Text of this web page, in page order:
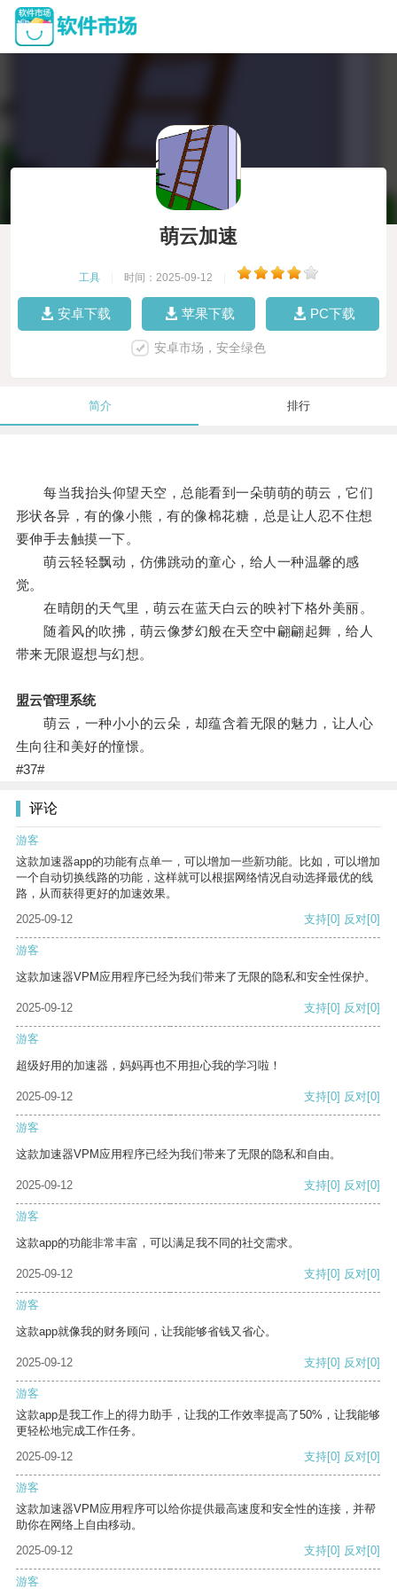
萌云加速
工具 时间：2025-09-12
安卓下载 苹果下载 PC下载
安卓市场，安全绿色
简介 排行
每当我抬头仰望天空，总能看到一朵萌萌的萌云，它们
形状各异，有的像小熊，有的像棉花糖，总是让人忍不住想
要伸手去触摸一下。
萌云轻轻飘动，仿佛跳动的童心，给人一种温馨的感
觉。
在晴朗的天气里，萌云在蓝天白云的映衬下格外美丽。
随着风的吹拂，萌云像梦幻般在天空中翩翩起舞，给人
带来无限遐想与幻想。
盟云管理系统
萌云，一种小小的云朵，却蕴含着无限的魅力，让人心
生向往和美好的憧憬。
#37#
评论
游客
这款加速器app的功能有点单一，可以增加一些新功能。比如，可以增加
一个自动切换线路的功能，这样就可以根据网络情况自动选择最优的线
路，从而获得更好的加速效果。
2025-09-12
支持[0] 反对[0]
游客
这款加速器VPM应用程序已经为我们带来了无限的隐私和安全性保护。
2025-09-12 支持[0] 反对[0]
游客
超级好用的加速器，妈妈再也不用担心我的学习啦！
2025-09-12 支持[0] 反对[0]
游客
这款加速器VPM应用程序已经为我们带来了无限的隐私和自由。
2025-09-12 支持[0] 反对[0]
游客
这款app的功能非常丰富，可以满足我不同的社交需求。
2025-09-12 支持[0] 反对[0]
游客
这款app就像我的财务顾问，让我能够省钱又省心。
2025-09-12 支持[0] 反对[0]
游客
这款app是我工作上的得力助手，让我的工作效率提高了50%，让我能够
更轻松地完成工作任务。
2025-09-12
支持[0] 反对[0]
游客
这款加速器VPM应用程序可以给你提供最高速度和安全性的连接，并帮
助你在网络上自由移动。
2025-09-12
支持[0] 反对[0]
游客